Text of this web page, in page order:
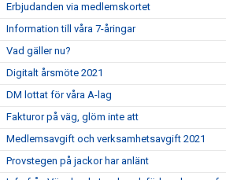
Erbjudanden via medlemskortet
Information till våra 7-åringar
Vad gäller nu?
Digitalt årsmöte 2021
DM lottat för våra A-lag
Fakturor på väg, glöm inte att
Medlemsavgift och verksamhetsavgift 2021
Provstegen på jackor har anlänt